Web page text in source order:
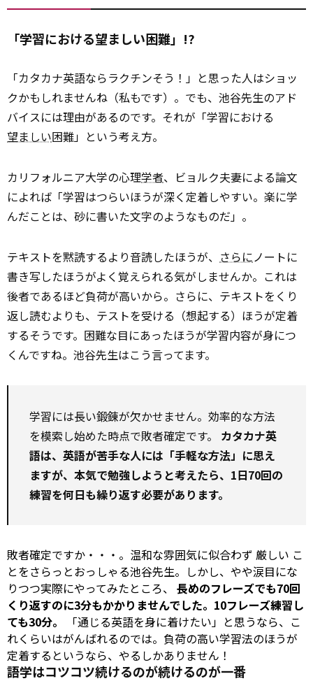
「学習における望ましい困難」!?
「カタカナ英語ならラクチンそう！」と思った人はショッ
クかもしれませんね（私もです）。でも、池谷先生のアド
バイスには理由があるのです。それが「学習における
望ましい困難」という考え方。
カリフォルニア大学の心理学者、ビョルク夫妻による論文
によれば「学習はつらいほうが深く定着しやすい。楽に学
んだことは、砂に書いた文字のようなものだ」。
テキストを黙読するより音読したほうが、 さらにノートに
書き写したほうがよく覚えられる気がしませんか。これは
後者であるほど負荷が高いから。さらに、テキストをくり
返し読むよりも、テストを受ける（想起する）ほうが定着
するそうです。困難な目にあったほうが学習内容が身につ
くんですね。池谷先生はこう言ってます。
学習には長い鍛錬が欠かせません。効率的な方法
を模索し始めた時点で敗者確定です。 カタカナ英
語は、英語が苦手な人には「手軽な方法」に思え
ますが、本気で勉強しようと考えたら、1日70回の
練習を何日も繰り返す必要があります。
敗者確定ですか・・・。温和な雰囲気に似合わず 厳しい こ
とをさらっとおっしゃる池谷先生。しかし、やや涙目にな
りつつ実際にやってみたところ、 長めのフレーズでも70回
くり返すのに3分もかかりませんでした。10フレーズ練習し
ても30分。
「通じる英語を身に着けたい」と思うなら、こ
れくらいはがんばれるのでは。負荷の高い学習法のほうが
定着するというなら、やるしかありません！
語学はコツコツ続けるのが続けるのが一番